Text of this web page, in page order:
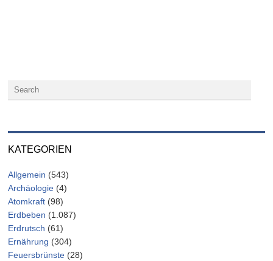
KATEGORIEN
Allgemein (543)
Archäologie (4)
Atomkraft (98)
Erdbeben (1.087)
Erdrutsch (61)
Ernährung (304)
Feuersbrünste (28)